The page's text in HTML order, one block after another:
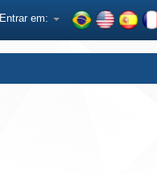
Entrar em: